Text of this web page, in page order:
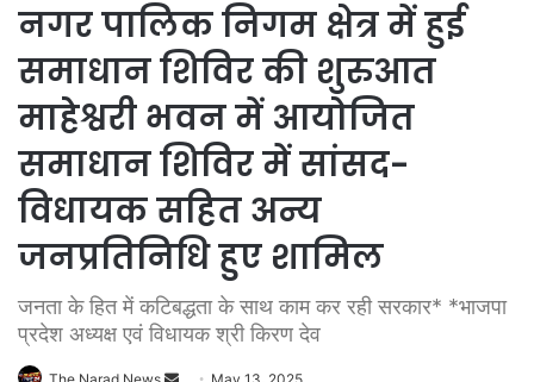
नगर पालिक निगम क्षेत्र में हुई
समाधान शिविर की शुरुआत
माहेश्वरी भवन में आयोजित
समाधान शिविर में सांसद-
विधायक सहित अन्य
जनप्रतिनिधि हुए शामिल
जनता के हित में कटिबद्धता के साथ काम कर रही सरकार* *भाजपा
प्रदेश अध्यक्ष एवं विधायक श्री किरण देव
Send